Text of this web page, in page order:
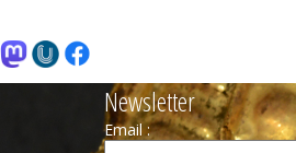
Newsletter
Email :